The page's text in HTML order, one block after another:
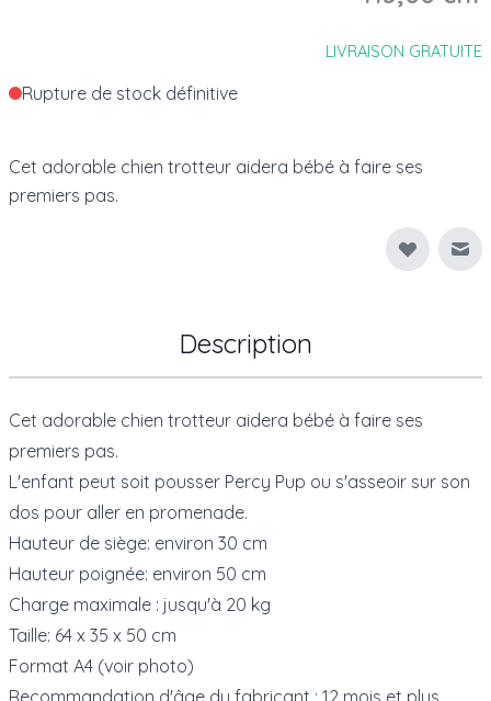
LIVRAISON GRATUITE
Rupture de stock définitive
Cet adorable chien trotteur aidera bébé à faire ses
premiers pas.
Description
Cet adorable chien trotteur aidera bébé à faire ses
premiers pas.
L'enfant peut soit pousser Percy Pup ou s'asseoir sur son
dos pour aller en promenade.
Hauteur de siège: environ 30 cm
Hauteur poignée: environ 50 cm
Charge maximale : jusqu'à 20 kg
Taille: 64 x 35 x 50 cm
Format A4 (voir photo)
Recommandation d'âge du fabricant : 12 mois et plus.